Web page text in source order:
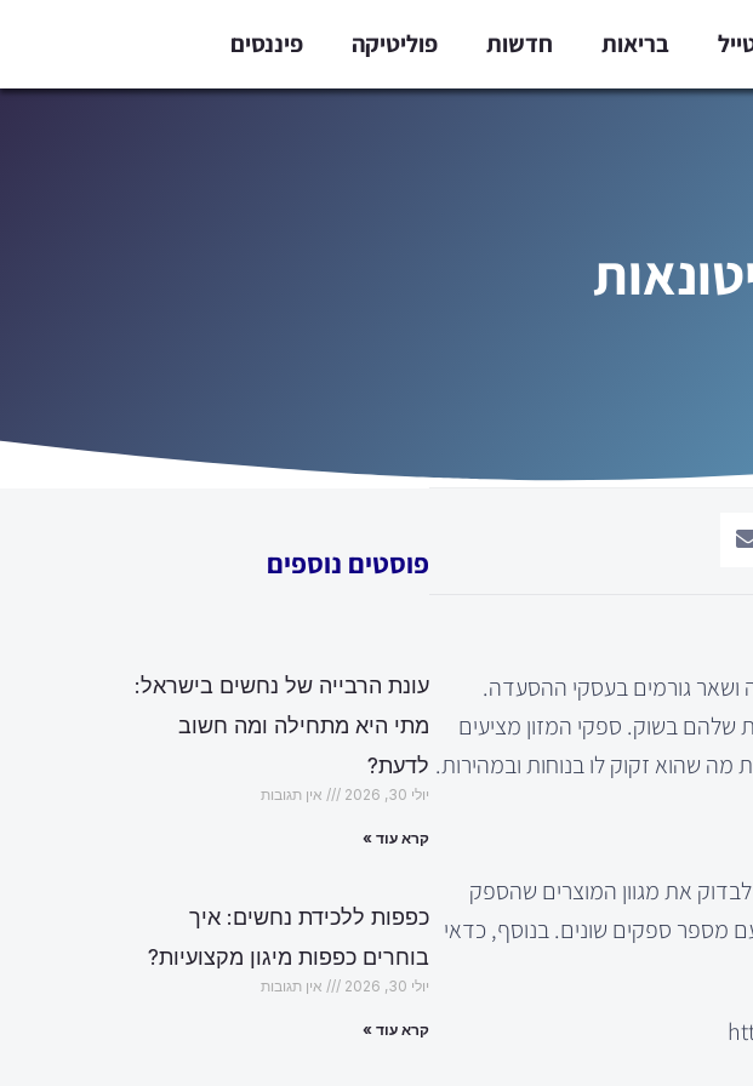
בריאות חדשות פוליטיקה פיננסים
ושאר גורמים בעסקי ההסעדה.
שלהם בשוק. ספקי המזון מציעים
מה שהוא זקוק לו בנוחות ובמהירות.
את מגוון המוצרים שהספק
מספר ספקים שונים. בנוסף, כדאי
פוסטים נוספים
עונת הרבייה של נחשים בישראל:
מתי היא מתחילה ומה חשוב
לדעת?
יולי 30, 2026 אין תגובות
קרא עוד »
כפפות ללכידת נחשים: איך
בוחרים כפפות מיגון מקצועיות?
יולי 30, 2026 אין תגובות
קרא עוד »